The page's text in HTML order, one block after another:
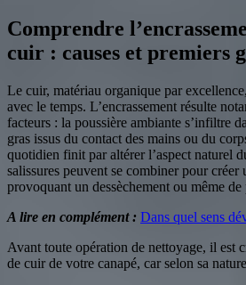
Comprendre
cuir : causes et premiers
Le cuir, matériau organique par
avec le temps. L’encrassement résulte
facteurs : la poussière ambiante s’infiltre
gras issus du contact des mains ou du
quotidien finit par altérer l’aspect naturel
salissures peuvent se combiner pour
provoquant un dessèchement ou même de
A lire en complément : Dans quel sens
Avant toute opération de nettoyage, il est
de cuir de votre canapé, car selon sa